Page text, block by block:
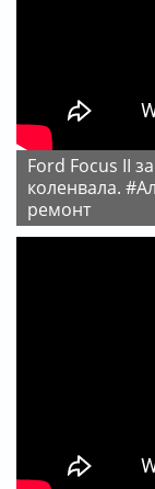
Ford Focus II замена переднего сальника
коленвала.
ремонт